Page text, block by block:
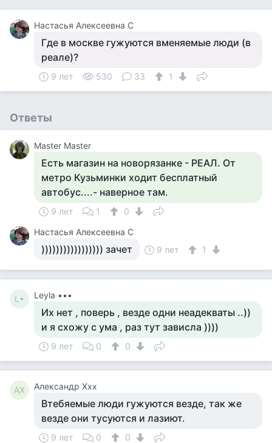
Настасья Алексеевна С
Где в москве гужуются вменяемые люди (в
реале)?
9 лет 530 33 1
Ответы
Master Master
Есть магазин на новорязанке - РЕАЛ. От
метро Кузьминки ходит бесплатный
автобус....- наверное там.
9 лет 1
0
Настасья Алексеевна С
))))))))))))))))) зачет 9 лет 1
L• Leyla •••
Их нет , поверь , везде одни неадекваты ..))
и я схожу с ума , раз тут зависла ))))
9 лет 0 0
АХ Александр Ххх
Втебяемые люди гужуются везде, так же
везде они тусуются и лазиют.
9 лет 0 0